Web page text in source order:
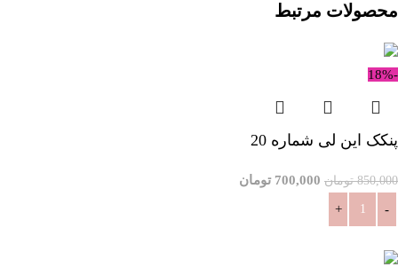
محصولات مرتبط
-18%
پنکک این لی شماره 20
850,000 تومان 700,000 تومان